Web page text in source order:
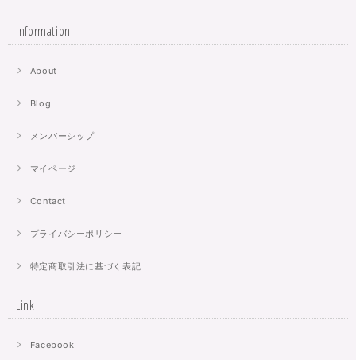
Information
About
Blog
メンバーシップ
マイページ
Contact
プライバシーポリシー
特定商取引法に基づく表記
Link
Facebook